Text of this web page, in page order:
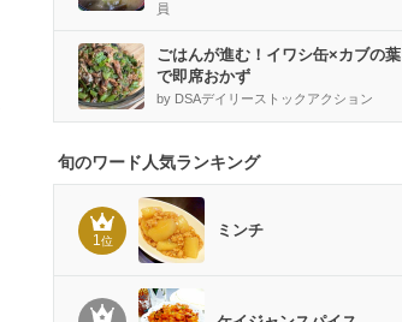
員
ごはんが進む！イワシ缶×カブの葉
で即席おかず
by DSAデイリーストックアクション
旬のワード人気ランキング
1位
ミンチ